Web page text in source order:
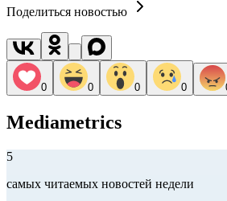
Поделиться новостью
0 0 0 0
Mediametrics
5
самых читаемых новостей недели